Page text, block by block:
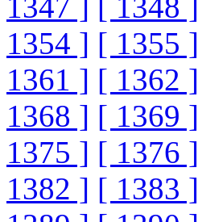
1347 ] [ 1348 ]
1354 ] [ 1355 ]
1361 ] [ 1362 ]
1368 ] [ 1369 ]
1375 ] [ 1376 ]
1382 ] [ 1383 ]